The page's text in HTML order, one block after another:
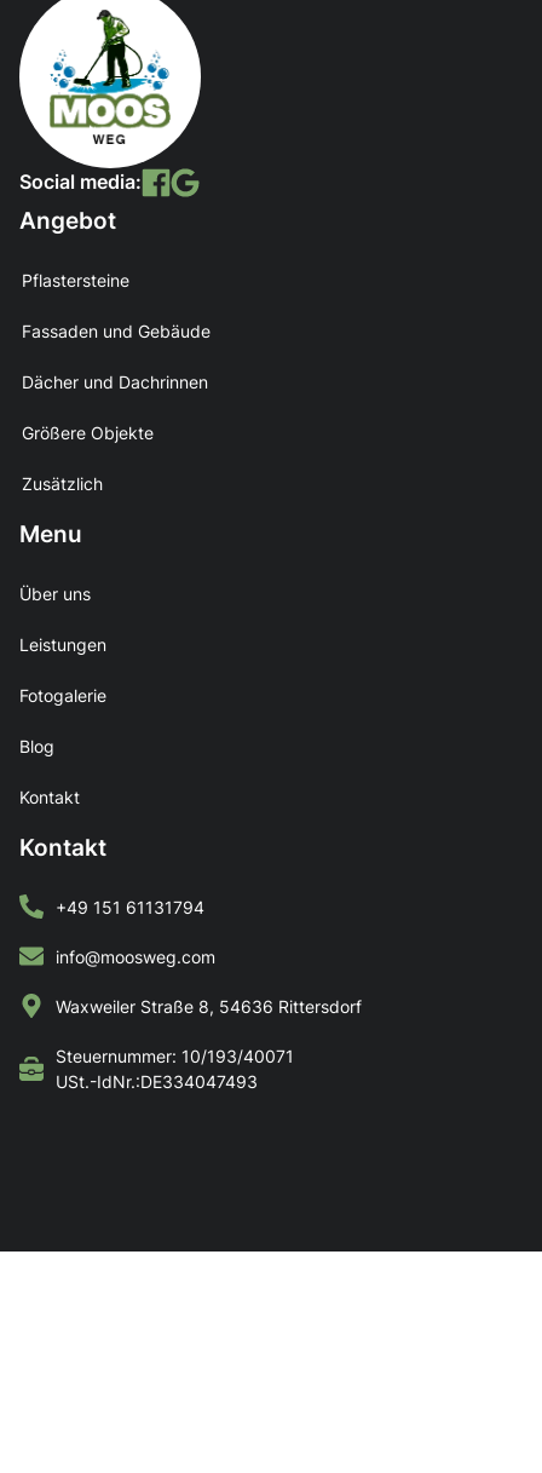
Social media:
Angebot
Pflastersteine
Fassaden und Gebäude
Dächer und Dachrinnen
Größere Objekte
Zusätzlich
Menu
Über uns
Leistungen
Fotogalerie
Blog
Kontakt
Kontakt
+49 151 61131794
info@moosweg.com
Waxweiler Straße 8, 54636 Rittersdorf
Steuernummer: 10/193/40071
USt.-IdNr.:DE334047493